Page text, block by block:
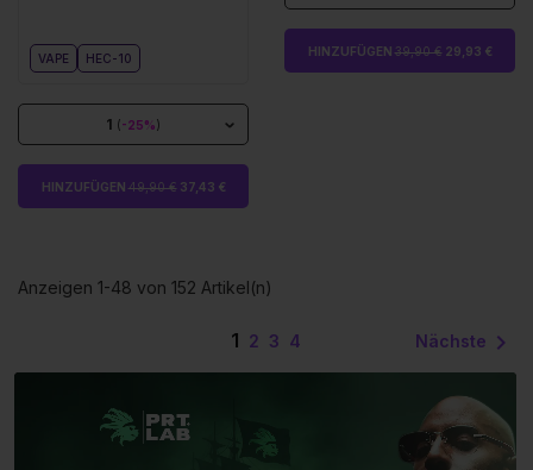
VAPE HEC-10
1 (-25%)
HINZUFÜGEN 49,90 € 37,43 €
HINZUFÜGEN 39,90 € 29,93 €
Anzeigen 1-48 von 152 Artikel(n)
1 2 3 4 Nächste 